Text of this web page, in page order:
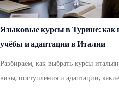
Языковые курсы в Турине:
учёбы и адаптации в Италии
Разбираем, как выбрать курсы
визы, поступления и адаптации, какие